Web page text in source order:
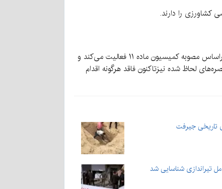
رییس اداره محیط زیست شهرستان جیرفت در مورد نحوه فعالیت کارخانه مس کاتد سبزواران به «کاغذ وطن» می‌گوید این واحد براساس مصوبه کمیسیون ماده ۱۱ فعالیت می‌کند و
تعهد‌آور برای این مجموعه است که تبصره‌های لحاظ شده نیزتاکنون فاقد هرگونه اقدام
تاریخی جیرفت
تیراندازی شناسایی شد